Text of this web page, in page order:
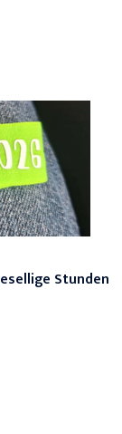
Stunden